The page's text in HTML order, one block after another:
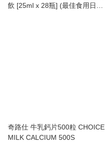
飲 [25ml x 28瓶] (最佳食用日期:
奇路仕 牛乳鈣片500粒 CHOICE
MILK CALCIUM 500S